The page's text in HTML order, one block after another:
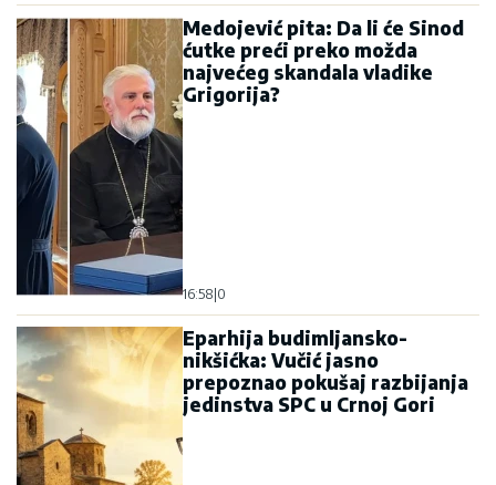
Medojević pita: Da li će Sinod
ćutke preći preko možda
najvećeg skandala vladike
Grigorija?
16:58 0
Eparhija budimljansko-
nikšićka: Vučić jasno
prepoznao pokušaj razbijanja
jedinstva SPC u Crnoj Gori